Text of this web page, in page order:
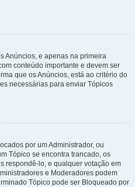
Anúncios, e apenas na primeira
conteúdo importante e devem ser
que os Anúncios, está ao critério do
necessárias para enviar Tópicos
por um Administrador, ou
Tópico se encontra trancado, os
respondê-lo, e qualquer votação em
e Moderadores podem
Tópico pode ser Bloqueado por